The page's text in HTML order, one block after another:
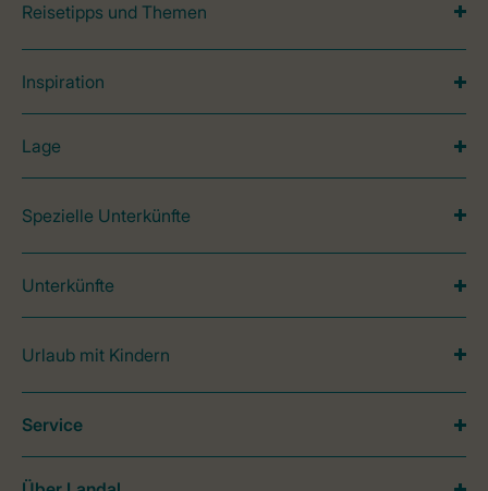
Reisetipps und Themen
Inspiration
Lage
Spezielle Unterkünfte
Unterkünfte
Urlaub mit Kindern
Service